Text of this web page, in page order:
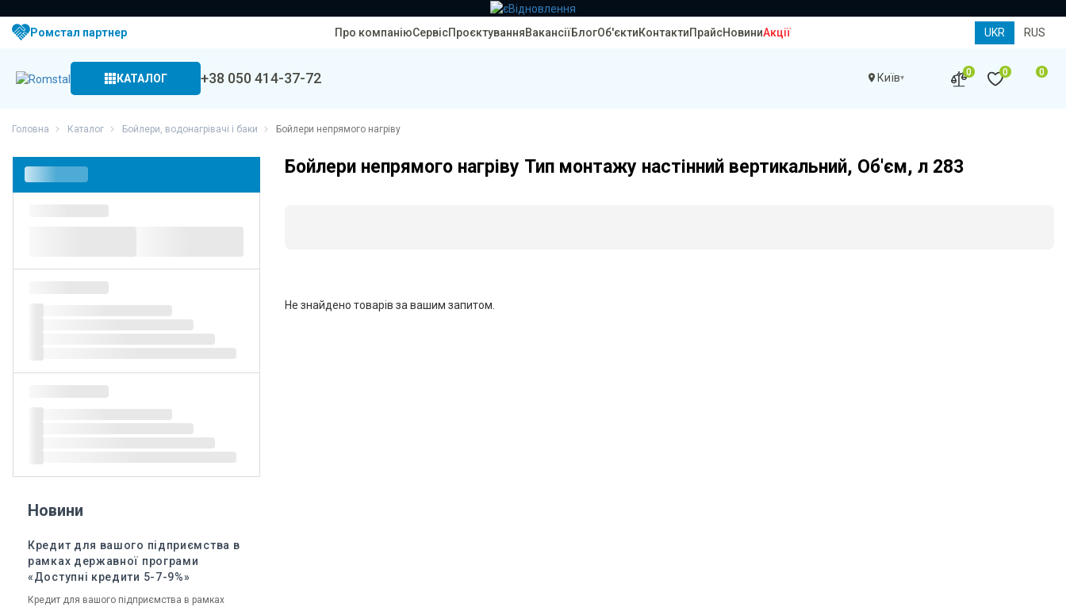
Ромстал партнер Про компаніюСервісПроєктуванняВакансіїБлогОб'єктиКонтактиПрайсНовиниАкції UKR RUS
КАТАЛОГ +38 050 414-37-72 Київ 0 0 0
Головна Каталог Бойлери, водонагрівачі і баки Бойлери непрямого нагріву
Новини
Кредит для вашого підприємства в
рамках державної програми
«Доступні кредити 5-7-9%»
Кредит для вашого підприємства в рамках
Бойлери непрямого нагріву Тип монтажу настінний вертикальний, Об'єм, л 283
Не знайдено товарів за вашим запитом.